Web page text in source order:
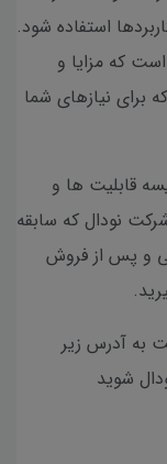
استفاده شود.
که مزایا و
برای نیازهای شما
قابلیت ها و
نودال که سابقه
و پس از فروش
به آدرس زیر
شوید